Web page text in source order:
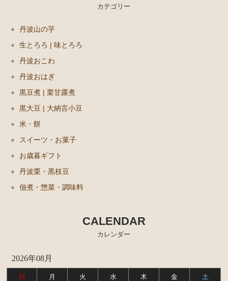
カテゴリー
丹波山の芋
生とろろ | 味とろろ
丹波おこわ
丹波おはぎ
黒豆煮 | 栗甘露煮
黒大豆 | 大納言小豆
米・餅
スイーツ・お菓子
お歳暮ギフト
丹波栗・黒枝豆
佃煮・惣菜・調味料
CALENDAR
カレンダー
2026年08月
日 月 火 水 木 金
土